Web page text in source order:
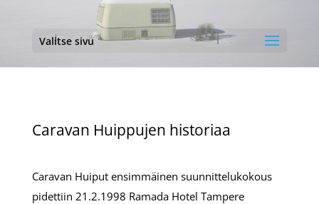
Valitse sivu
Caravan Huippujen historiaa
Caravan Huiput ensimmäinen suunnittelukokous
pidettiin 21.2.1998 Ramada Hotel Tampere